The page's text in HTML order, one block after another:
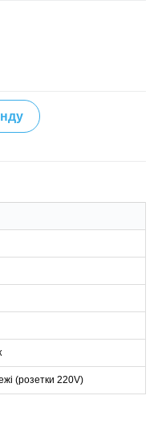
(розетки 220V)